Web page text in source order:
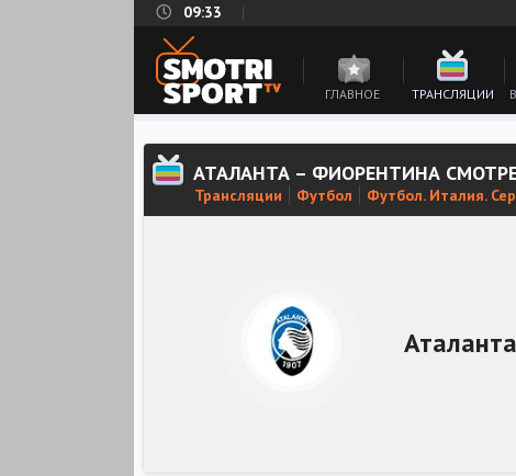
09:33
ГЛАВНОЕ ТРАНСЛЯЦИИ
АТАЛАНТА – ФИОРЕНТИНА
Трансляции Футбол Футбол. Италия.
Аталанта